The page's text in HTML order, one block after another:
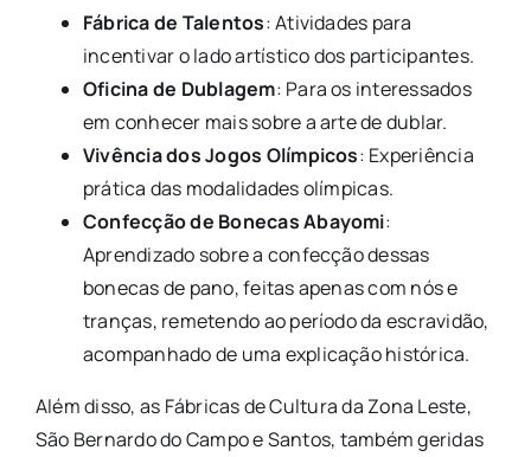
Fábrica de Talentos: Atividades para
incentivar o lado artístico dos participantes.
Oficina de Dublagem: Para os interessados
em conhecer mais sobre a arte de dublar.
Vivência dos Jogos Olímpicos: Experiência
prática das modalidades olímpicas.
Confecção de Bonecas Abayomi:
Aprendizado sobre a confecção dessas
bonecas de pano, feitas apenas com nós e
tranças, remetendo ao período da escravidão,
acompanhado de uma explicação histórica.
Além disso, as Fábricas de Cultura da Zona Leste,
São Bernardo do Campo e Santos, também geridas